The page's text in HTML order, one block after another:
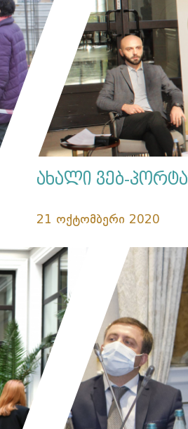
ახალი ვებ-
21 ოქტომბერი 2020